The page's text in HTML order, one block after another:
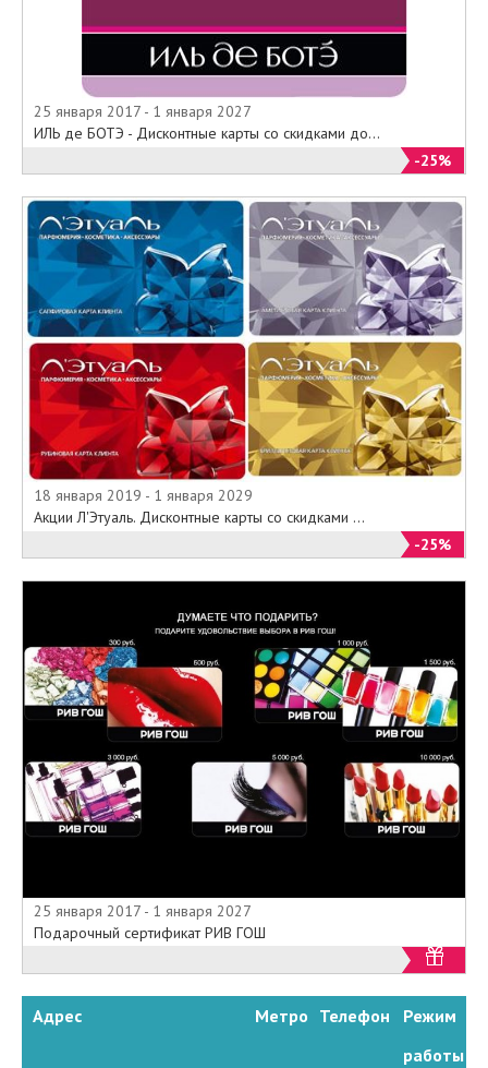
25 января 2017 - 1 января 2027
ИЛЬ де БОТЭ - Дисконтные карты со скидками до...
-25%
18 января 2019 - 1 января 2029
Акции Л'Этуаль. Дисконтные карты со скидками ...
-25%
25 января 2017 - 1 января 2027
Подарочный сертификат РИВ ГОШ
Адрес Метро Телефон
Режим
работы